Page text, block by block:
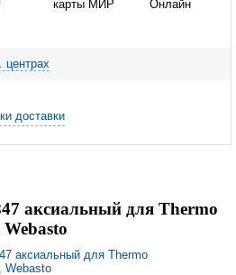
центрах
доставки
аксиальный для Thermo